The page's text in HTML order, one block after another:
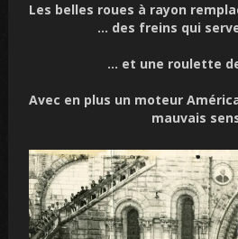
Les belles roues à rayon
… des freins qui
… et une roulette
Avec en plus un moteur
mauvais